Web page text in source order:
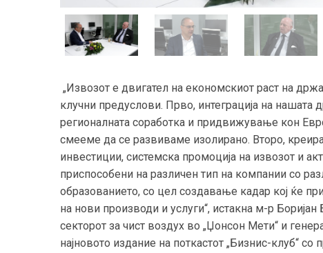
„Извозот е двигател на економскиот раст на
клучни предуслови. Прво, интеграција на нашата
регионалната соработка и придвижување кон
смееме да се развиваме изолирано. Второ,
инвестиции, системска промоција на извозот и
приспособени на различен тип на компании со
образованието, со цел создавање кадар кој ќе
на нови производи и услуги“, истакна м-р
секторот за чист воздух во „Џонсон Мети“ и
најновото издание на поткастот „Бизнис-клуб“